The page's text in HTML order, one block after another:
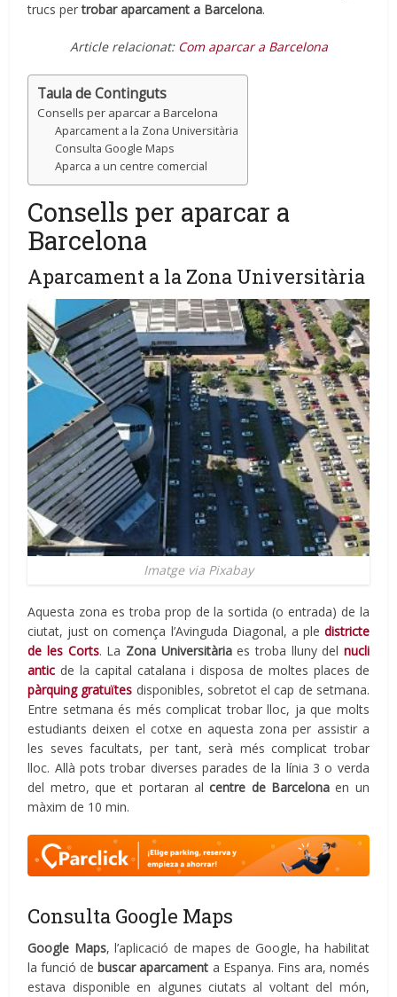
trucs pertrobar aparcament a Barcelona.
Article relacionat: Com aparcar a Barcelona
Taula de Continguts
Consells per aparcar a Barcelona
Aparcament a la Zona Universitària
Consulta Google Maps
Aparca a un centre comercial
Consells per aparcar a
Barcelona
Aparcament a la Zona Universitària
Imatge via Pixabay
Aquesta zona es troba prop de la sortida (o entrada) de la
ciutat, just on comença l’Avinguda Diagonal, a ple districte
de les Corts. La Zona Universitàriaes troba lluny del nucli
antic de la capital catalana i disposa de moltes places de
pàrquing gratuïtes disponibles, sobretot el cap de setmana.
Entre setmana és més complicat trobar lloc, ja que molts
estudiants deixen el cotxe en aquesta zona per assistir a
les seves facultats, per tant, serà més complicat trobar
lloc. Allà pots trobar diverses parades de la línia 3 o verda
del metro, que et portaran alcentre de Barcelona en un
màxim de 10 min.
Consulta Google Maps
Google Maps, l’aplicació de mapes de Google, ha habilitat
la funció de buscar aparcament a Espanya. Fins ara, només
estava disponible en algunes ciutats al voltant del món,